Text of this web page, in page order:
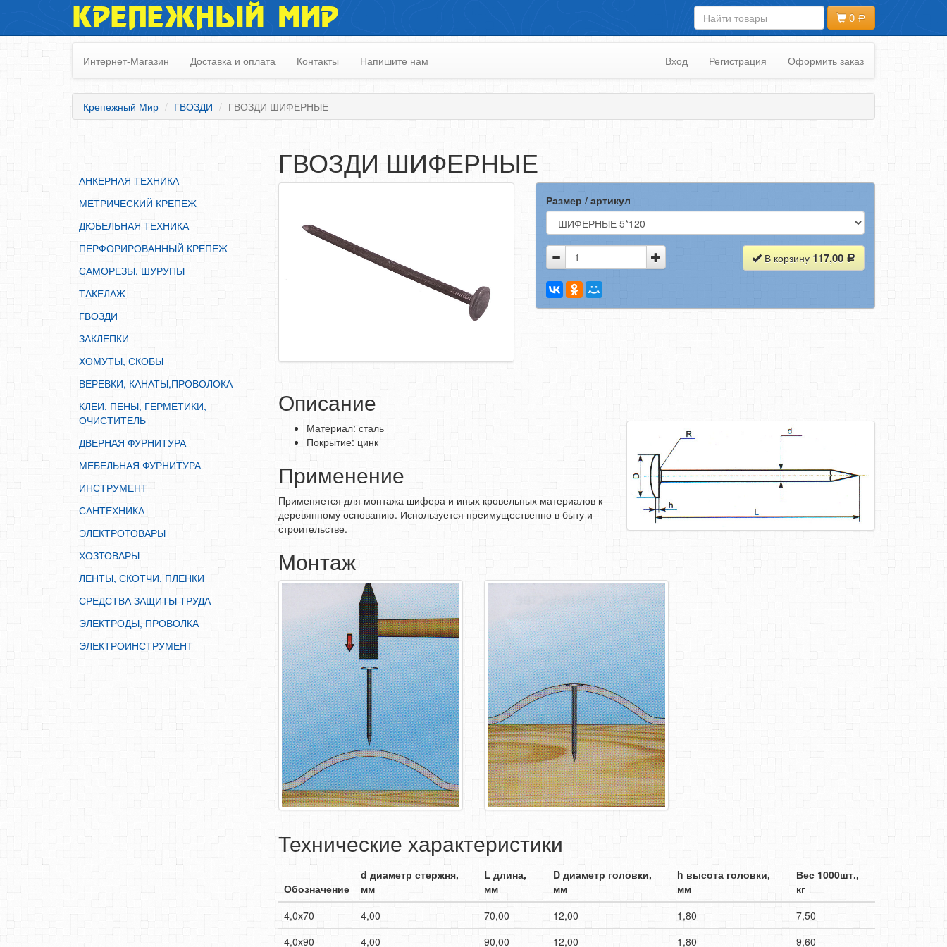
АНКЕРНАЯ ТЕХНИКА
МЕТРИЧЕСКИЙ КРЕПЕЖ
ДЮБЕЛЬНАЯ ТЕХНИКА
ПЕРФОРИРОВАННЫЙ КРЕПЕЖ
САМОРЕЗЫ, ШУРУПЫ
ЗАКЛЕПКИ
ХОМУТЫ, СКОБЫ
ВЕРЕВКИ, КАНАТЫ,ПРОВОЛОКА
КЛЕИ, ПЕНЫ, ГЕРМЕТИКИ, ОЧИСТИТЕЛЬ
ДВЕРНАЯ ФУРНИТУРА
МЕБЕЛЬНАЯ ФУРНИТУРА
ИНСТРУМЕНТ
САНТЕХНИКА
ЭЛЕКТРОТОВАРЫ
ХОЗТОВАРЫ
ЛЕНТЫ, СКОТЧИ, ПЛЕНКИ
СРЕДСТВА ЗАЩИТЫ ТРУДА
ЭЛЕКТРОДЫ, ПРОВОЛКА
КРЕПЕЖНЫЙ МИР 0
Интернет-Магазин Доставка и оплата Контакты Напишите нам Вход Регистрация Оформить заказ
Крепежный Мир ГВОЗДИ ГВОЗДИ ШИФЕРНЫЕ
АНКЕРНАЯ ТЕХНИКА
МЕТРИЧЕСКИЙ КРЕПЕЖ
ДЮБЕЛЬНАЯ ТЕХНИКА
ПЕРФОРИРОВАННЫЙ КРЕПЕЖ
САМОРЕЗЫ, ШУРУПЫ
ТАКЕЛАЖ
ГВОЗДИ
ЗАКЛЕПКИ
ХОМУТЫ, СКОБЫ
ВЕРЕВКИ, КАНАТЫ,ПРОВОЛОКА
КЛЕИ, ПЕНЫ, ГЕРМЕТИКИ,
ОЧИСТИТЕЛЬ
ДВЕРНАЯ ФУРНИТУРА
МЕБЕЛЬНАЯ ФУРНИТУРА
ИНСТРУМЕНТ
САНТЕХНИКА
ЭЛЕКТРОТОВАРЫ
ХОЗТОВАРЫ
ЛЕНТЫ, СКОТЧИ, ПЛЕНКИ
СРЕДСТВА ЗАЩИТЫ ТРУДА
ЭЛЕКТРОДЫ, ПРОВОЛКА
ЭЛЕКТРОИНСТРУМЕНТ
ГВОЗДИ ШИФЕРНЫЕ
Размер / артикул
В корзину 117,00
Описание
Материал: сталь
Покрытие: цинк
Применение
Применяется для монтажа шифера и иных кровельных материалов к
деревянному ос­нованию. Используется преимущественно в быту и
строительстве.
Монтаж
Технические характеристики
Обозначение
d диаметр стержня,
мм
L длина,
мм
D диаметр головки,
мм
h высота головки,
мм
Вес 1000шт.,
кг
4,0x70
4,00 70,00 12,00 1,80
7,50
4,0x90
4,00 90,00 12,00 1,80 9,60